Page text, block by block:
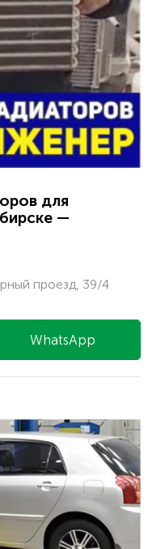
для
—
проезд, 39/4
WhatsApp